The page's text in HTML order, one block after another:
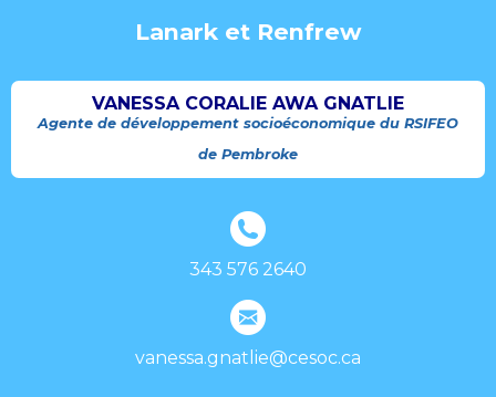
Lanark et Renfrew
VANESSA CORALIE AWA GNATLIE
Agente de développement socioéconomique du RSIFEO
de Pembroke
343 576 2640
vanessa.gnatlie@cesoc.ca